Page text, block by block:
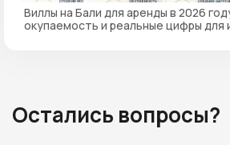
Виллы на Бали для аренды в 2026
окупаемость и реальные цифры для
Остались вопросы?